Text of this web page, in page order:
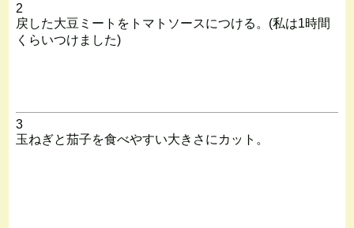
2
戻した大豆ミートをトマトソースにつける。(私は1時間
くらいつけました)
3
玉ねぎと茄子を食べやすい大きさにカット。